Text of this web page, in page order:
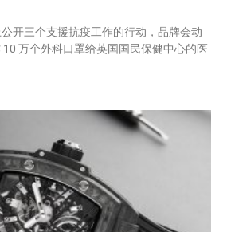
开三个支援抗疫工作的行动，品牌会动
万个外科口罩给英国国民保健中心的医